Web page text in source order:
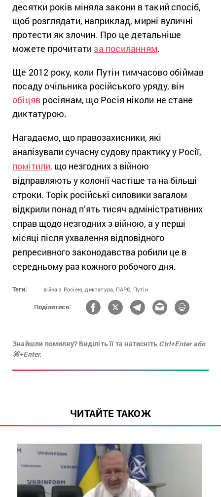
десятки років міняла закони в такий спосіб,
щоб розглядати, наприклад, мирні вуличні
протести як злочин. Про це детальніше
можете прочитатиза посиланням.
Ще 2012 року, коли Путін тимчасово обіймав
посаду очільника російського уряду, він
обіцяв росіянам, що Росія ніколи не стане
диктатурою.
Нагадаємо, що правозахисники, які
аналізували сучасну судову практику у Росії,
помітили, що незгодних з війною
відправляють у колонії частіше та на більші
строки. Торік російські силовики загалом
відкрили понад п’ять тисяч адміністративних
справ щодо незгодних з війною, а у перші
місяці після ухвалення відповідного
репресивного законодавства робили це в
середньому раз кожного робочого дня.
Теги: війна з Росією, диктатура, ПАРЄ, Путін
Поділитися:
Знайшли помилку? Виділіть її та натисніть Ctrl+Enter або
⌘+Enter.
ЧИТАЙТЕ ТАКОЖ